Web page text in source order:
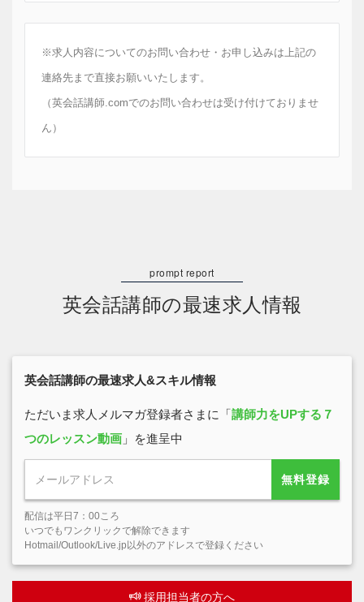
※求人内容についてのお問い合わせ・お申し込みは上記の
連絡先まで直接お願いいたします。
（英会話講師.comでのお問い合わせは受け付けておりませ
ん）
英会話講師の最速求人情報
英会話講師の最速求人&スキル情報
ただいま求人メルマガ登録者さまに「講師力をUPする７
つのレッスン動画 」を進呈中
無料登録
配信は平日7：00ころ
いつでもワンクリックで解除できます
Hotmail/Outlook/Live.jp以外のアドレスで登録ください
採用担当者の方へ